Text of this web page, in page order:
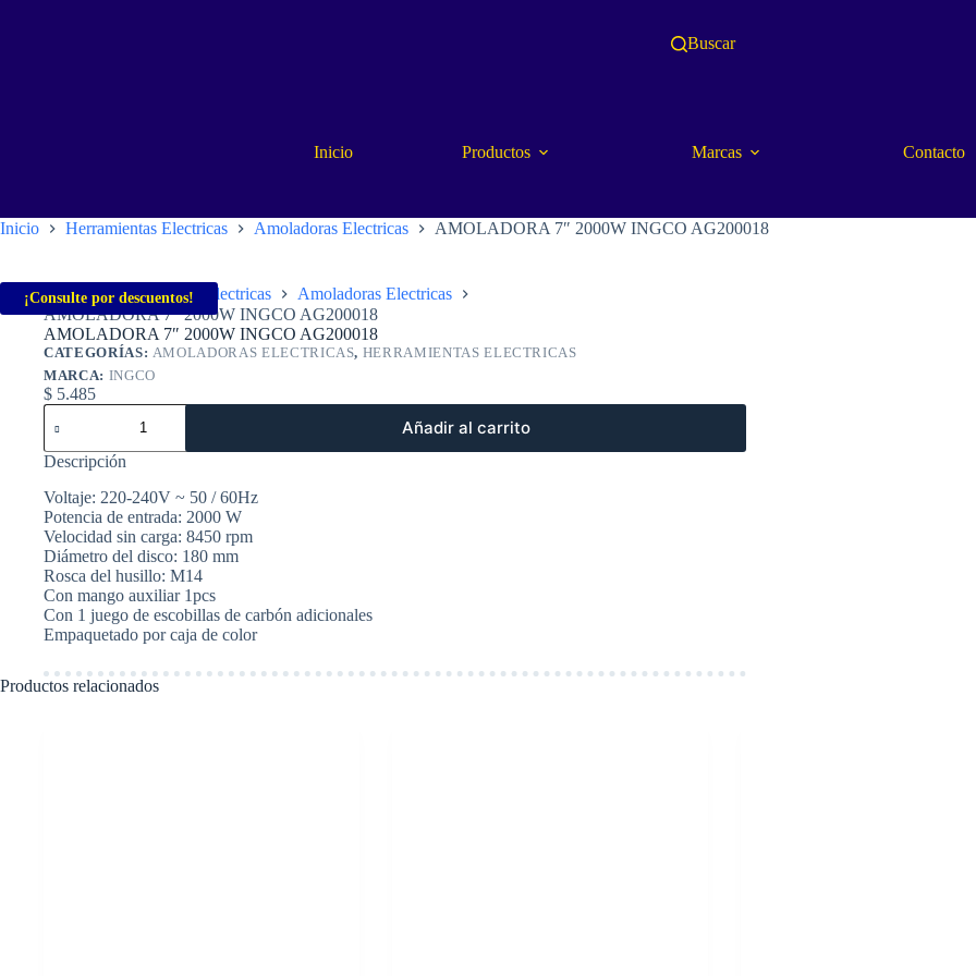
Buscar
Inicio Productos Marcas Contacto
Inicio Herramientas Electricas Amoladoras Electricas AMOLADORA 7″ 2000W INGCO AG200018
¡Consulte por descuentos!
Inicio Herramientas Electricas
Amoladoras Electricas
AMOLADORA 7″ 2000W INGCO AG200018
AMOLADORA 7″ 2000W INGCO AG200018
CATEGORÍAS: AMOLADORAS ELECTRICAS, HERRAMIENTAS ELECTRICAS
MARCA: INGCO
$ 5.485
AMOLADORA
7"
2000W
INGCO
cantidad
Añadir al carrito
Descripción
Voltaje: 220-240V ~ 50 / 60Hz
Potencia de entrada: 2000 W
Velocidad sin carga: 8450 rpm
Diámetro del disco: 180 mm
Rosca del husillo: M14
Con mango auxiliar 1pcs
Con 1 juego de escobillas de carbón adicionales
Empaquetado por caja de color
Productos relacionados